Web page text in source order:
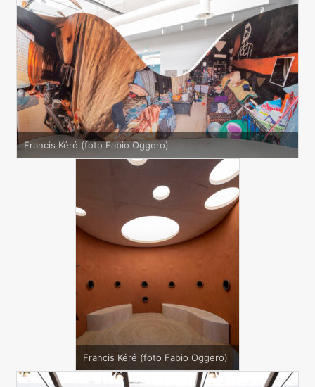
Francis Kéré (foto Fabio Oggero)
Francis Kéré (foto Fabio Oggero)